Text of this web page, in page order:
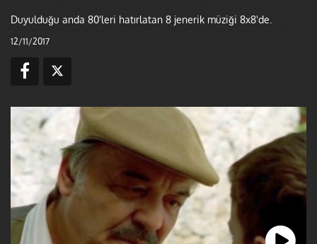
Duyulduğu anda 80'leri hatırlatan 8 jenerik müziği 8x8'de.
12/11/2017